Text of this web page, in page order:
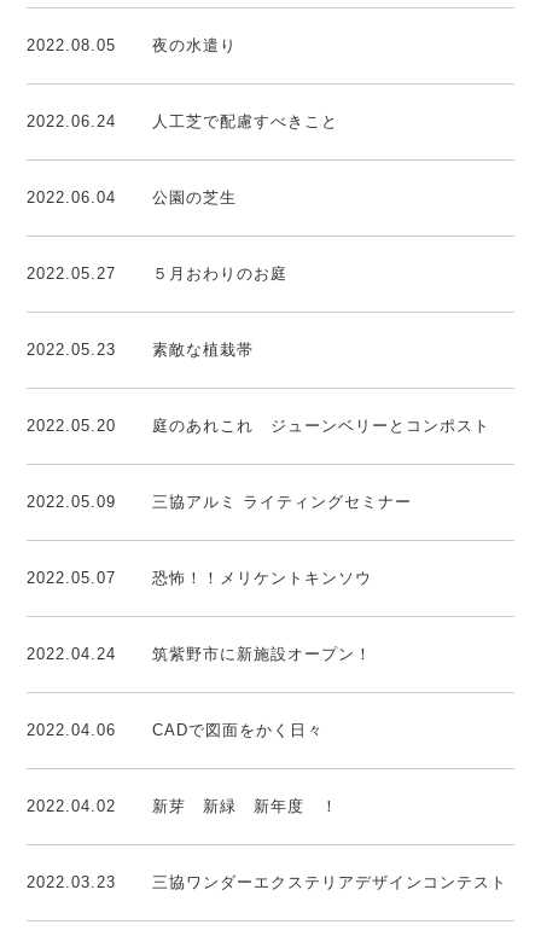
2022.08.05 夜の水遣り
2022.06.24 人工芝で配慮すべきこと
2022.06.04 公園の芝生
2022.05.27 ５月おわりのお庭
2022.05.23 素敵な植栽帯
2022.05.20 庭のあれこれ ジューンベリーとコンポスト
2022.05.09 三協アルミ ライティングセミナー
2022.05.07 恐怖！！メリケントキンソウ
2022.04.24 筑紫野市に新施設オープン！
2022.04.06 CADで図面をかく日々
2022.04.02 新芽 新緑 新年度 ！
2022.03.23 三協ワンダーエクステリアデザインコンテスト